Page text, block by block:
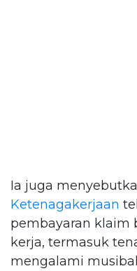
Ia juga
Ketenagakerjaan
pembayaran klaim
kerja, termasuk
mengalami